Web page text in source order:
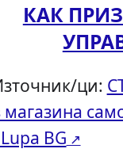
КАК
ци:
магазина
BG